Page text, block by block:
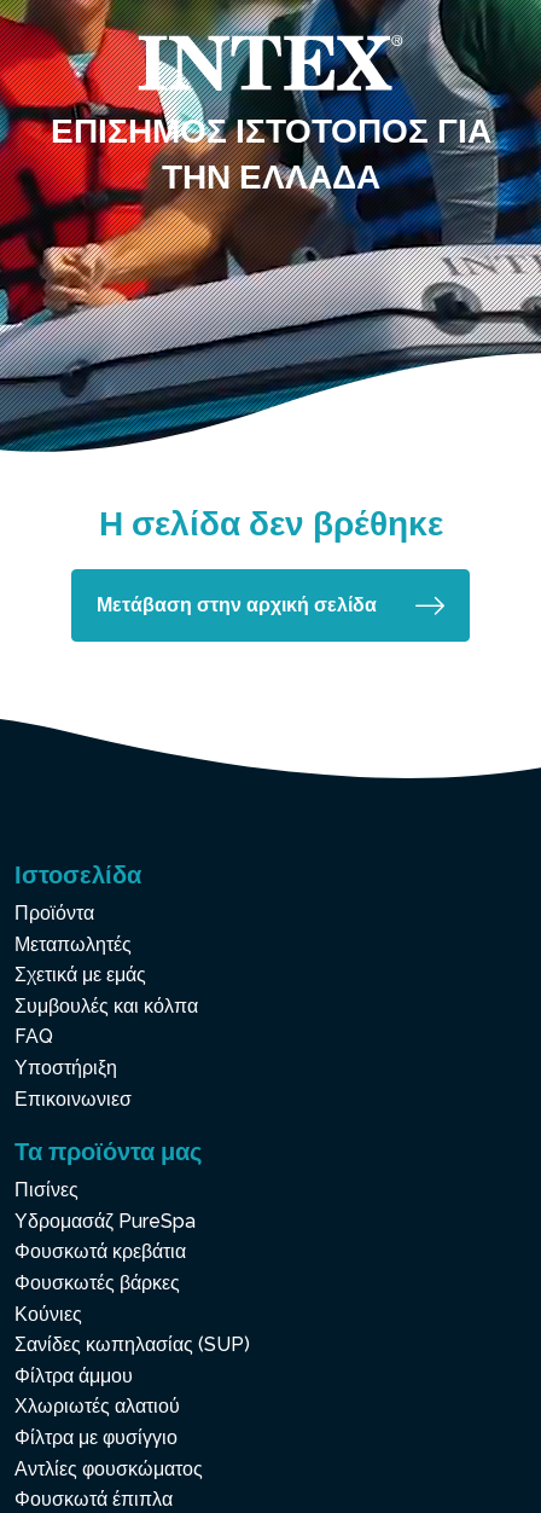
ΕΠΊΣΗΜΟΣ ΙΣΤΌΤΟΠΟΣ ΓΙΑ
ΤΗΝ ΕΛΛΆΔΑ
Η σελίδα δεν βρέθηκε
Μετάβαση στην αρχική σελίδα
Ιστοσελίδα
Προϊόντα
Μεταπωλητές
Σχετικά με εμάς
Συμβουλές και κόλπα
FAQ
Υποστήριξη
Επικοινωνιεσ
Τα προϊόντα μας
Πισίνες
Υδρομασάζ PureSpa
Φουσκωτά κρεβάτια
Φουσκωτές βάρκες
Κούνιες
Σανίδες κωπηλασίας (SUP)
Φίλτρα άμμου
Χλωριωτές αλατιού
Φίλτρα με φυσίγγιο
Αντλίες φουσκώματος
Φουσκωτά έπιπλα